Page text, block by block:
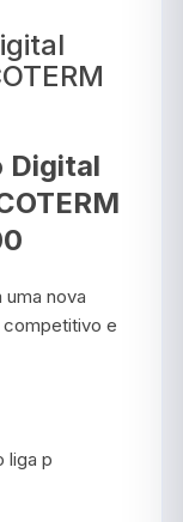
Digital
nova
e
liga p